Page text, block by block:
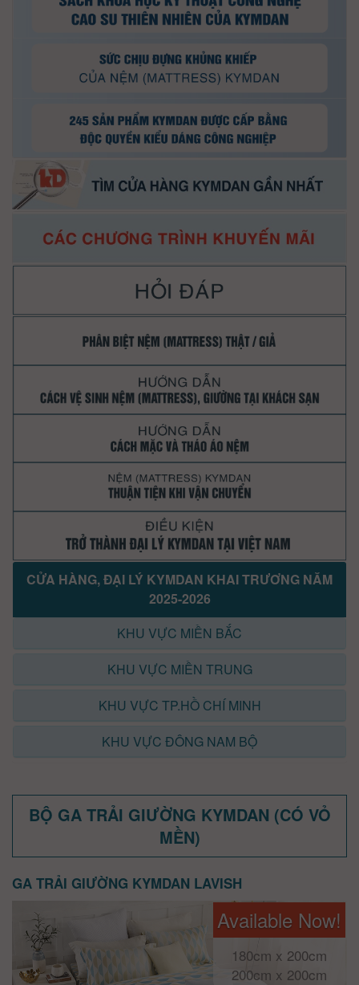
CỬA HÀNG, ĐẠI LÝ KYMDAN KHAI TRƯƠNG NĂM
2025-2026
KHU VỰC MIỀN BẮC
KHU VỰC MIỀN TRUNG
KHU VỰC TP.HỒ CHÍ MINH
KHU VỰC ĐÔNG NAM BỘ
BỘ GA TRẢI GIƯỜNG KYMDAN (CÓ VỎ
MỀN)
GA TRẢI GIƯỜNG KYMDAN LAVISH
Available Now!
180cm x 200cm
200cm x 200cm